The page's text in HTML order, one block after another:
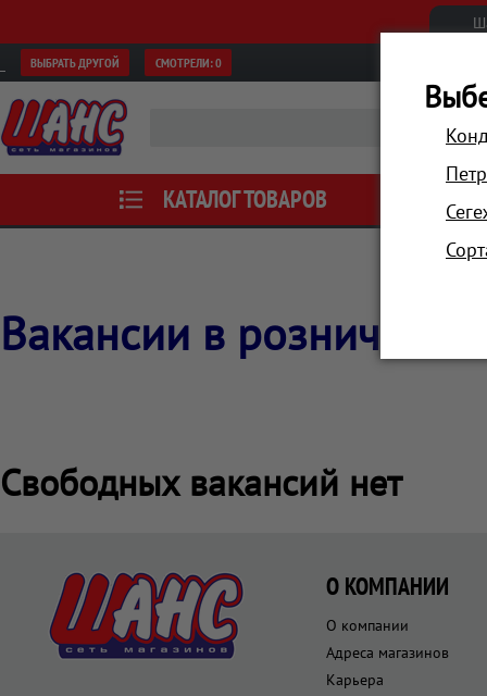
ВЫБРАТЬ ДРУГОЙ СМОТРЕЛИ:0
КАТАЛОГ ТОВАРОВ АКЦИИ
Вакансии в розничной
Свободных вакансий нет
О КОМПАНИИ
О компании
Адреса магазинов
Карьера